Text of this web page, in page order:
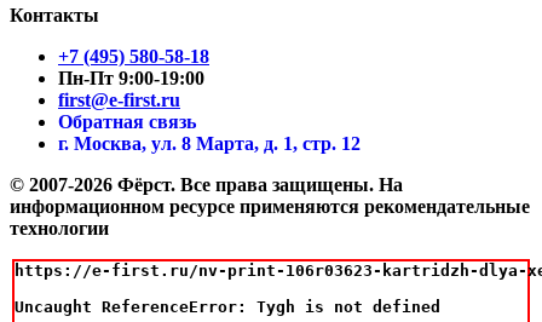
Контакты
+7 (495) 580-58-18
Пн-Пт 9:00-19:00
first@e-first.ru
Обратная связь
г. Москва, ул. 8 Марта, д. 1, стр. 12
© 2007-2026 Фёрст. Все права защищены. На
информационном ресурсе применяются рекомендательные
технологии
https://e-first.ru/nv-print-106r03623-kartridzh-dlya-
Uncaught ReferenceError: Tygh is not defined